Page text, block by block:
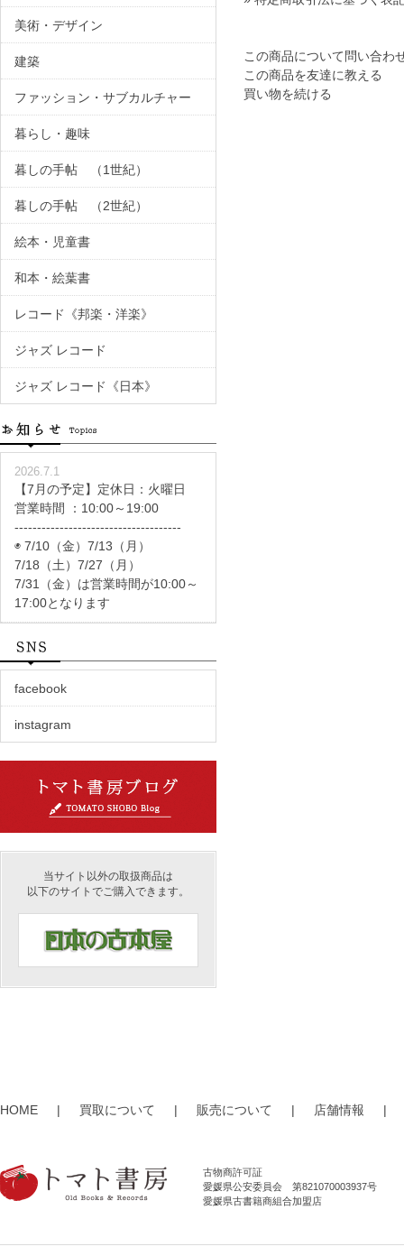
この商品について問い合わ
この商品を友達に教える
買い物を続ける
美術・デザイン
建築
ファッション・サブカルチャー
暮らし・趣味
暮しの手帖 （1世紀）
暮しの手帖 （2世紀）
絵本・児童書
和本・絵葉書
レコード《邦楽・洋楽》
ジャズ レコード
ジャズ レコード《日本》
2026.7.1
【7月の予定】定休日：火曜日
営業時間 ：10:00～19:00
-------------------------------------
◉ 7/10（金）7/13（月）
7/18（土）7/27（月）
7/31（金）は営業時間が10:00～
17:00となります
facebook
instagram
当サイト以外の取扱商品は
以下のサイトでご購入できます。
HOME | 買取について | 販売について | 店舗情報 |
古物商許可証
愛媛県公安委員会 第821070003937号
愛媛県古書籍商組合加盟店